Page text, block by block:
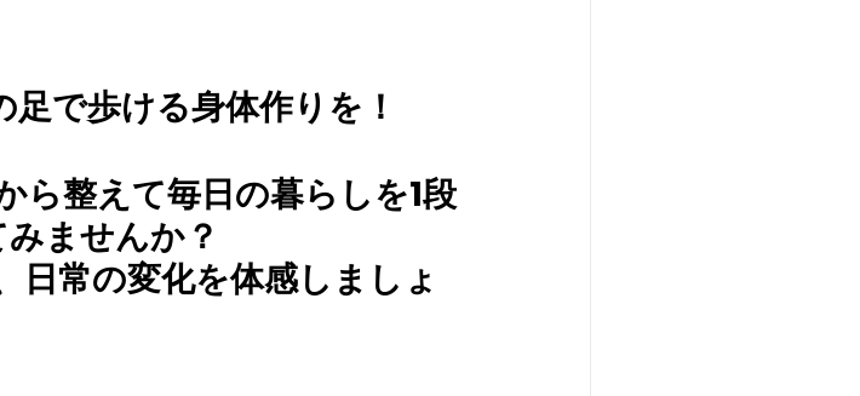
で歩ける身体作りを！
ら整えて毎日の暮らしを1段
ませんか？
日常の変化を体感しましょ